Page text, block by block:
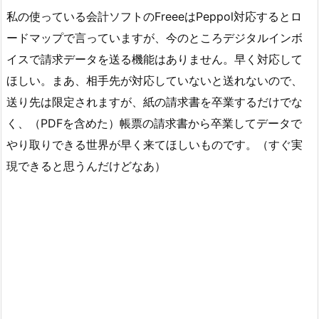
私の使っている会計ソフトのFreeeはPeppol対応するとロ
ードマップで言っていますが、今のところデジタルインボ
イスで請求データを送る機能はありません。早く対応して
ほしい。まあ、相手先が対応していないと送れないので、
送り先は限定されますが、紙の請求書を卒業するだけでな
く、（PDFを含めた）帳票の請求書から卒業してデータで
やり取りできる世界が早く来てほしいものです。（すぐ実
現できると思うんだけどなあ）